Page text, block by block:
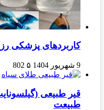
کاربردهای پزشکی
9 شهریور 1404 ۵ 802
قیر طبیعی
طبیعت